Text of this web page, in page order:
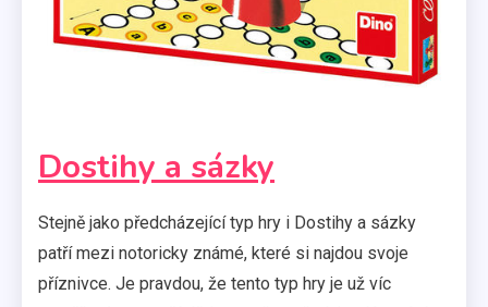
Dostihy a sázky
Stejně jako předcházející typ hry i Dostihy a sázky
patří mezi notoricky známé, které si najdou svoje
příznivce. Je pravdou, že tento typ hry je už víc